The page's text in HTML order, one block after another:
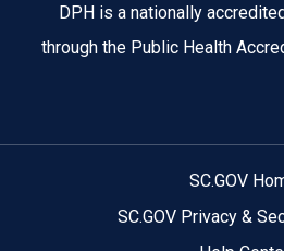
DPH is a nationally
through the Public Health
SC.GOV
SC.GOV Privacy &